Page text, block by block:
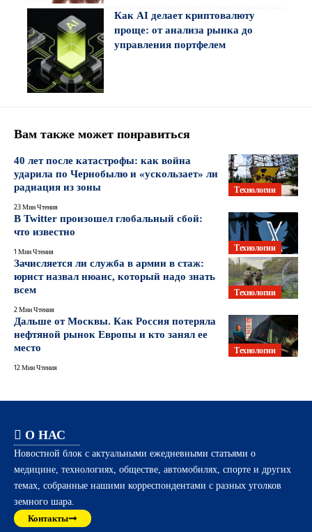
Как AI делает криптовалюту
проще: от анализа рынка до
управления портфелем
Вам также может понравиться
Технологии
40 лет после катастрофы: как война
ударила по Чернобылю и «ускользает» ли
радиация из зоны
23 Мин Чтения
Технологии
В Twitter произошел глобальный сбой:
что известно
1 Мин Чтения
Технологии
Зачисляется ли служба в армии в стаж:
юрист назвал нюанс, который надо знать
всем
2 Мин Чтения
Технологии
Дальше от Москвы. Как Россия потеряла
нефтяной рынок Европы и кто занял ее
место
12 Мин Чтения
О НАС
Новостной блок с актуальными ежедневными статьями о
медицине, технологиях, обществе, автомобилях, спорте и других
темах, собранные нашими корреспондентами с разных уголков
земного шара.
Контакты